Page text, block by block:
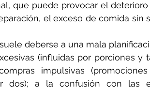
que puede provocar el
el exceso de comida sin
deberse a una mala
(influidas por porciones y
impulsivas
dos); a la confusión con las